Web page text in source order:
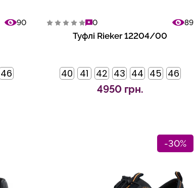
90
46
0 89
Туфлі Rieker 12204/00
40 41 42 43 44 45 46
4950 грн.
-30%